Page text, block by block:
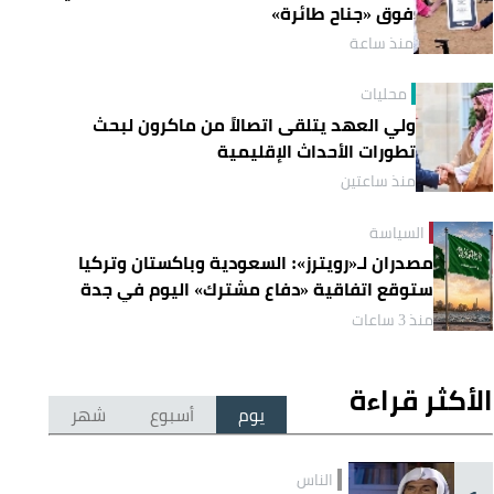
فوق «جناح طائرة»
منذ ساعة
محليات
ولي العهد يتلقى اتصالاً من ماكرون لبحث
تطورات الأحداث الإقليمية
منذ ساعتين
السياسة
مصدران لـ«رويترز»: السعودية وباكستان وتركيا
ستوقع اتفاقية «دفاع مشترك» اليوم في جدة
منذ 3 ساعات
الأكثر قراءة يوم أسبوع شهر
الناس